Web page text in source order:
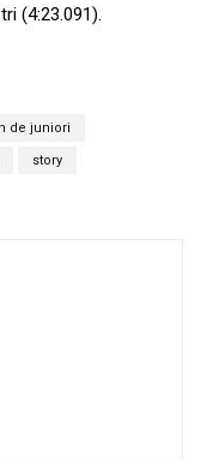
(4:23.091).
de juniori
story